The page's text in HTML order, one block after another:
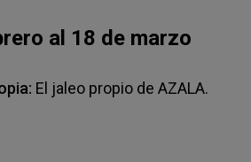
al 18 de marzo
El jaleo propio de AZALA.